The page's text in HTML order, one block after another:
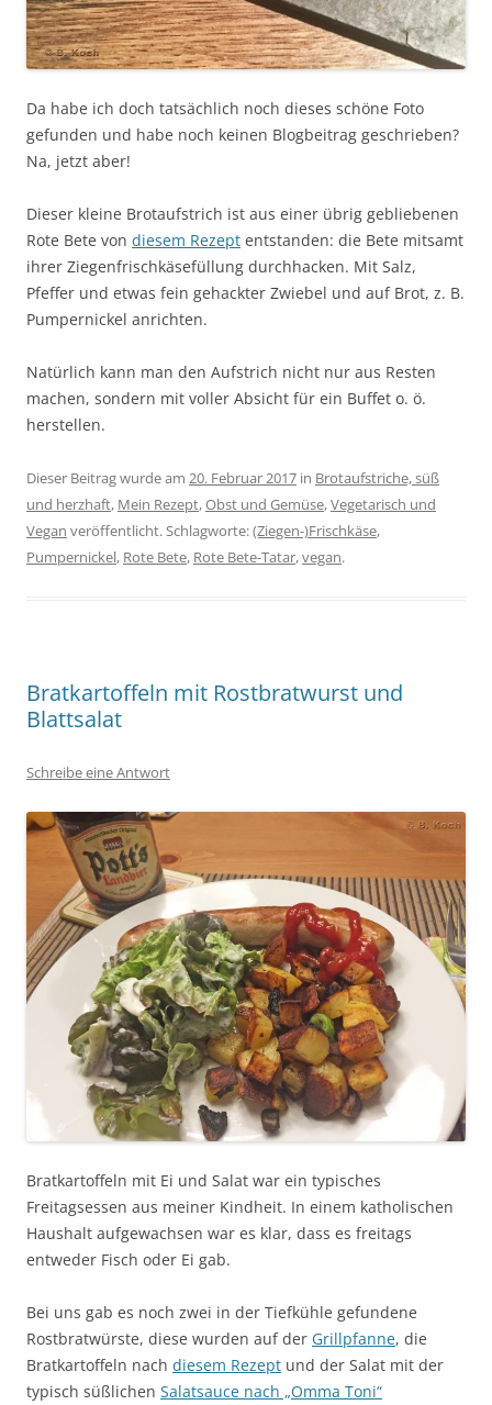
Da habe ich doch tatsächlich noch dieses schöne Foto
gefunden und habe noch keinen Blogbeitrag geschrieben?
Na, jetzt aber!
Dieser kleine Brotaufstrich ist aus einer übrig gebliebenen
Rote Bete von diesem Rezept entstanden: die Bete mitsamt
ihrer Ziegenfrischkäsefüllung durchhacken. Mit Salz,
Pfeffer und etwas fein gehackter Zwiebel und auf Brot, z. B.
Pumpernickel anrichten.
Natürlich kann man den Aufstrich nicht nur aus Resten
machen, sondern mit voller Absicht für ein Buffet o. ö.
herstellen.
Dieser Beitrag wurde am 20. Februar 2017 in Brotaufstriche, süß
und herzhaft, Mein Rezept,Obst und Gemüse,Vegetarisch und
Vegan veröffentlicht. Schlagworte:(Ziegen-)Frischkäse,
Pumpernickel, Rote Bete, Rote Bete-Tatar,vegan.
Bratkartoffeln mit Rostbratwurst und
Blattsalat
Schreibe eine Antwort
Bratkartoffeln mit Ei und Salat war ein typisches
Freitagsessen aus meiner Kindheit. In einem katholischen
Haushalt aufgewachsen war es klar, dass es freitags
entweder Fisch oder Ei gab.
Bei uns gab es noch zwei in der Tiefkühle gefundene
Rostbratwürste, diese wurden auf der Grillpfanne, die
Bratkartoffeln nach diesem Rezept und der Salat mit der
typisch süßlichen Salatsauce nach „Omma Toni“